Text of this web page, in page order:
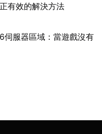
有效的解決方法
伺服器區域：當遊戲沒有